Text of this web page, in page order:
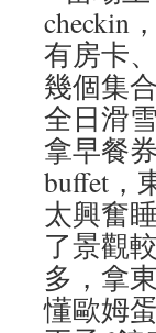
checkin
有房卡
幾個集
全日滑
拿早餐
buffet，
太興奮
了景觀
多，拿
懂歐姆